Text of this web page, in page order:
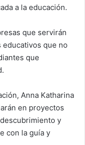
a la educación.
que servirán
que no
que
Anna Katharina
en proyectos
y
con la guía y